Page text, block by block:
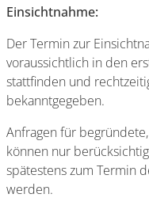
Einsichtnahme:
Der Termin zur
voraussichtlich in den
stattfinden und
bekanntgegeben.
Anfragen für
können nur
spätestens zum Termin
werden.